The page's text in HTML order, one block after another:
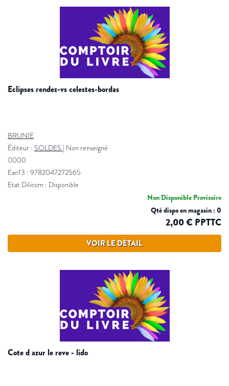
eclipses rendez-vs celestes-bordas
BRUNIE
Éditeur : SOLDES | Non renseigné
0000
Ean13 : 9782047272565
Etat Dilicom : Disponible
Non Disponible Provisoire
Qté dispo en magasin : 0
2,00 € PPTTC
VOIR LE DÉTAIL
cote d azur le reve - lido